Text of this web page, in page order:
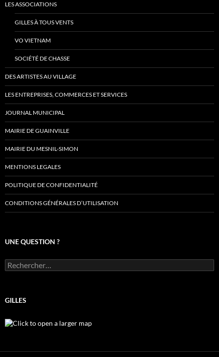
LES ASSOCIATIONS
GILLES À TOUS VENTS
VO VIETNAM
SOCIÉTÉ DE CHASSE
DES ARTISTES AU VILLAGE
LES ENTREPRISES, COMMERCES ET SERVICES
JOURNAL MUNICIPAL
MAIRIE DE GUAINVILLE
MAIRIE DU MESNIL-SIMON
MENTIONS LEGALES
POLITIQUE DE CONFIDENTIALITÉ
CONDITIONS GÉNÉRALES D’UTILISATION
UNE QUESTION ?
Rechercher :
GILLES